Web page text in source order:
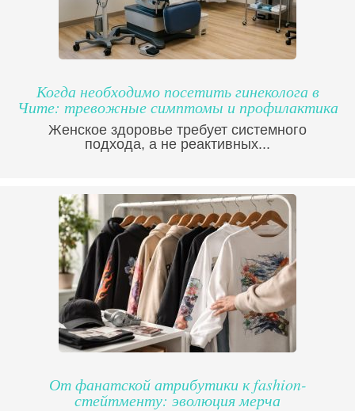
Когда необходимо посетить гинеколога в
Чите: тревожные симптомы и профилактика
Женское здоровье требует системного
подхода, а не реактивных...
От фанатской атрибутики к fashion-
стейтменту: эволюция мерча